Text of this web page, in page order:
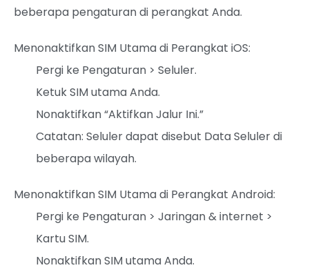
beberapa pengaturan di perangkat Anda.
Menonaktifkan SIM Utama di Perangkat iOS:
Pergi ke Pengaturan > Seluler.
Ketuk SIM utama Anda.
Nonaktifkan “Aktifkan Jalur Ini.”
Catatan: Seluler dapat disebut Data Seluler di
beberapa wilayah.
Menonaktifkan SIM Utama di Perangkat Android:
Pergi ke Pengaturan > Jaringan & internet >
Kartu SIM.
Nonaktifkan SIM utama Anda.